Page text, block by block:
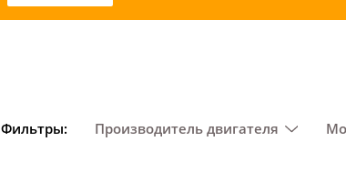
Фильтры: Производитель двигателя